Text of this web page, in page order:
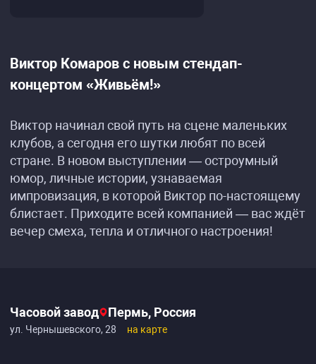
Виктор Комаров с новым стендап-
концертом «Живьём!»
Виктор начинал свой путь на сцене маленьких
клубов, а сегодня его шутки любят по всей
стране. В новом выступлении — остроумный
юмор, личные истории, узнаваемая
импровизация, в которой Виктор по-настоящему
блистает. Приходите всей компанией — вас ждёт
вечер смеха, тепла и отличного настроения!
Часовой завод Пермь, Россия
ул. Чернышевского, 28 на карте